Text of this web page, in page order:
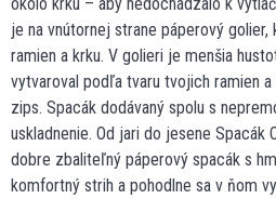
je na vnútornej strane páperový
ramien a krku. V golieri je menšia
vytvaroval podľa tvaru tvojich ramien
zips. Spacák dodávaný spolu s
uskladnenie. Od jari do jesene Spacák
dobre zbaliteľný páperový spacák s
komfortný strih a pohodlne sa v ňom